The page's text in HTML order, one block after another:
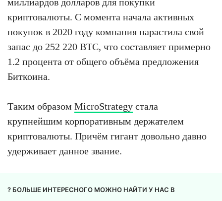
криптовалюты. С момента начала активных
покупок в 2020 году компания нарастила свой
запас до 252 220 BTC, что составляет примерно
1.2 процента от общего объёма предложения
Биткоина.
Таким образом MicroStrategy стала
крупнейшим корпоративным держателем
криптовалюты. Причём гигант довольно давно
удерживает данное звание.
? БОЛЬШЕ ИНТЕРЕСНОГО МОЖНО НАЙТИ У НАС В